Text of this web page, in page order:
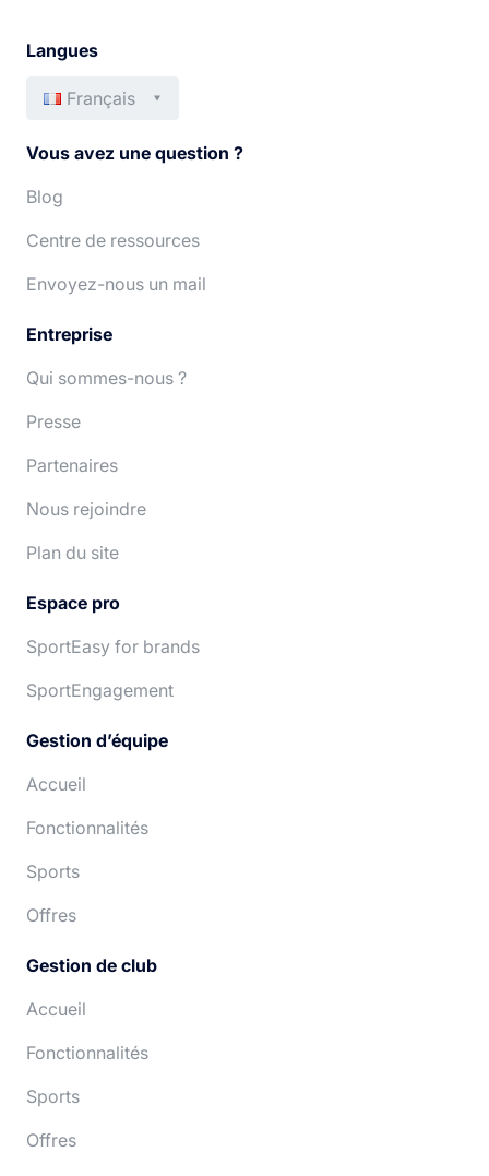
Langues
Français
Deutsch
Italiano
Vous avez une question ?
Blog
Centre de ressources
Envoyez-nous un mail
Entreprise
Qui sommes-nous ?
Presse
Partenaires
Nous rejoindre
Plan du site
Espace pro
SportEasy for brands
SportEngagement
Gestion d’équipe
Accueil
Fonctionnalités
Sports
Offres
Gestion de club
Accueil
Fonctionnalités
Sports
Offres